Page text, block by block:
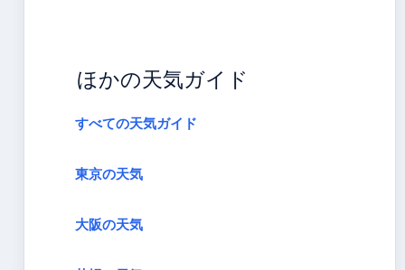
ほかの天気ガイド
すべての天気ガイド
東京の天気
大阪の天気